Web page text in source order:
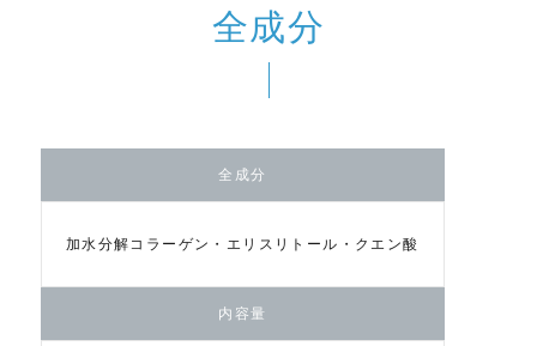
全成分
全成分
加水分解コラーゲン・エリスリトール・クエン酸
内容量